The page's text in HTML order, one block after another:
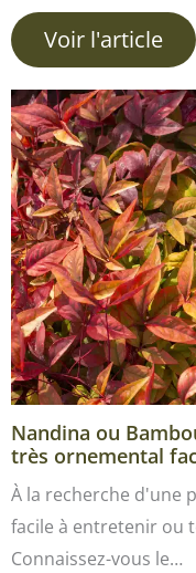
Voir l'article
Nandina ou
très ornemental
À la recherche d'une
facile à entretenir ou
Connaissez-vous le…